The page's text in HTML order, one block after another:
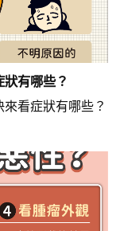
有哪些？
看症狀有哪些？